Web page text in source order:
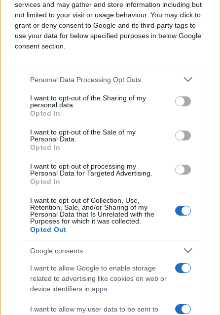
services and may gather and store information including but
not limited to your visit or usage behaviour. You may click to
grant or deny consent to Google and its third-party tags to
use your data for below specified purposes in below Google
consent section.
Personal Data Processing Opt Outs
I want to opt-out of the Sharing of my
personal data.
Opted In
I want to opt-out of the Sale of my
Personal Data.
Opted In
I want to opt-out of processing my
Personal Data for Targeted Advertising.
Opted In
I want to opt-out of Collection, Use,
Retention, Sale, and/or Sharing of my
Personal Data that Is Unrelated with the
Purposes for which it was collected.
Opted Out
Google consents
I want to allow Google to enable storage
related to advertising like cookies on web or
device identifiers in apps.
I want to allow my user data to be sent to
U srijedu u Bosni će preovladavati umjerena
oblačnost. U drugom dijelu dana u Bosni sa slabim
lokalnim pljuskovima. U Hercegovini pretežno
sunčano vrijeme. Vjetar je slab do umjerene jačine
Najviša dnevna temperatura zraka uglavnom
U četvrtak u Bosni umjereno do pretežno oblačno
Hercegovini pretežno sunčano. Više oblačnosti na
sjeveru Hercegovine. Vjetar je slab do umjerene
jačine sjevernog smjera. Najniža jutarnja
temperatura zraka većinom između 5 i 10°C, na jugu
do 14°C. Najviša dnevna temperatura zraka
uglavnom između 19 i 24°C, na jugu do 27°C
#Nedim Sladić
#vremenska prognoza